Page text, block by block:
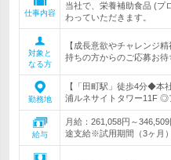
仕事内容
当社で、栄養補助食品 (プ
わっていただきます。
対象と
なる方
【成長意欲やチャレンジ
持ちの方からのご応募お待
勤務地
【「田町駅」徒歩4分◆本
浦ルネサイトタワー11F ◎
給与
月給：261,058円～
途支給※試用期間（3ヶ月